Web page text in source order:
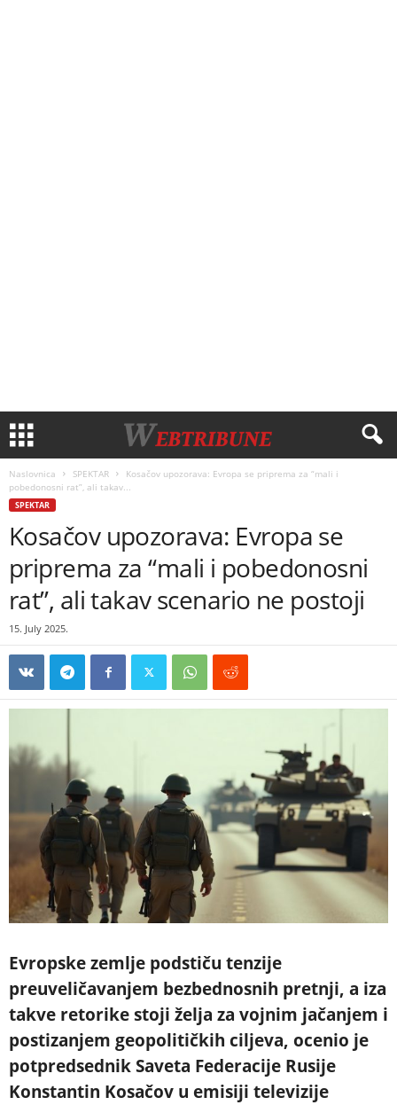
Naslovnica SPEKTAR
Kosačov upozorava: Evropa se priprema za “mali i
pobedonosni rat”, ali takav...
SPEKTAR
Kosačov upozorava: Evropa se
priprema za “mali i pobedonosni
rat”, ali takav scenario ne postoji
15. July 2025.
Evropske zemlje podstiču tenzije
preuveličavanjem bezbednosnih pretnji, a iza
takve retorike stoji želja za vojnim jačanjem i
postizanjem geopolitičkih ciljeva, ocenio je
potpredsednik Saveta Federacije Rusije
Konstantin Kosačov u emisiji televizije